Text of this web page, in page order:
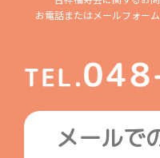
お電話またはメールフォー
メールで